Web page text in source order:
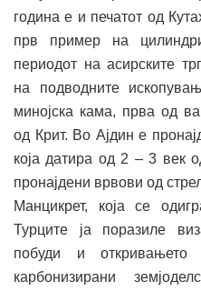
година е и печатот од
прв пример на
периодот на асирските
на подводните
минојска кама, прва од
од Крит. Во Ајдин е
која датира од 2 – 3
пронајдени врвови од
Манцикрет, која се
Турците ја поразиле
побуди и
карбонизирани